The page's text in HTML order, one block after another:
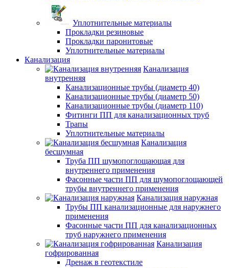
Уплотнительные материалы
Прокладки резиновые
Прокладки паронитовые
Уплотнительные материалы
Канализация
Канализация
внутренняя
Канализационные трубы (диаметр 40)
Канализационные трубы (диаметр 50)
Канализационные трубы (диаметр 110)
Фитинги ПП для канализационных труб
Трапы
Уплотнительные материалы
Канализация
бесшумная
Труба ПП шумопоглощающая для
внутреннего применения
Фасонные части ПП для шумопоглощающей
трубы внутреннего применения
Канализация наружная
Трубы ПП канализационные для наружнего
применения
Фасонные части ПП для канализационных
труб наружнего применения
Канализация
гофрированная
Дренаж в геотекстиле